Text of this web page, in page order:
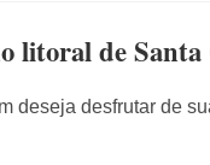
litoral de
deseja desfrutar de